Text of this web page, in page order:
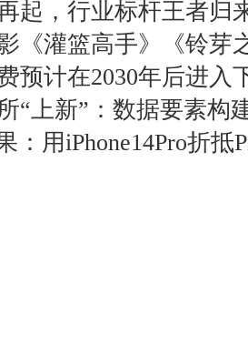
预计在2030年后进入
：用iPhone14Pro折抵